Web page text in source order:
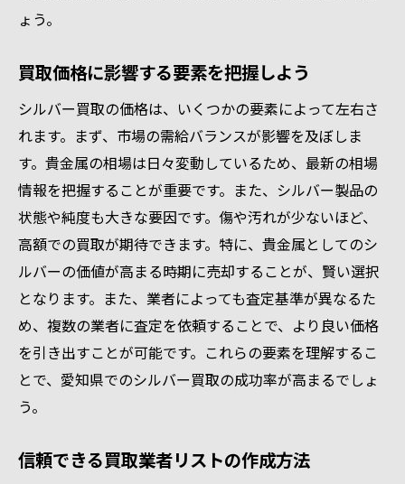
経済ニュースを活用したタイミング分析
売却前にチェックすべき最新情報
タイミングを見極めるための専門家の意見
愛知県のシルバー買取業者を比較する際の重要
チェック項目
業者のサービス内容を比較する
査定価格の透明性を確認する方法
アフターサービスの有無を確認する
顧客対応の質を評価する基準
手数料や隠れたコストの見極め方
トラブルを避けるための事前確認事項
買取前に行うべき価値向上のアクション
ょう。
買取価格に影響する要素を把握しよう
シルバー買取の価格は、いくつかの要素によって左右さ
れます。まず、市場の需給バランスが影響を及ぼしま
す。貴金属の相場は日々変動しているため、最新の相場
情報を把握することが重要です。また、シルバー製品の
状態や純度も大きな要因です。傷や汚れが少ないほど、
高額での買取が期待できます。特に、貴金属としてのシ
ルバーの価値が高まる時期に売却することが、賢い選択
となります。また、業者によっても査定基準が異なるた
め、複数の業者に査定を依頼することで、より良い価格
を引き出すことが可能です。これらの要素を理解するこ
とで、愛知県でのシルバー買取の成功率が高まるでしょ
う。
信頼できる買取業者リストの作成方法